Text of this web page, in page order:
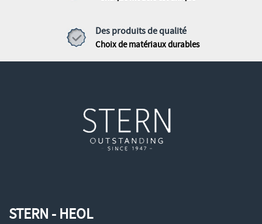
Des produits de qualité
Choix de matériaux durables
STERN - HEOL